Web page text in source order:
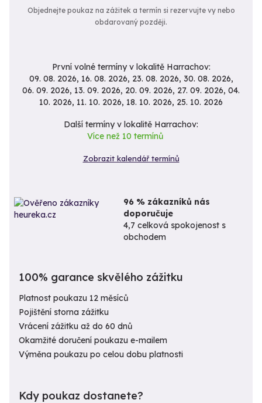
Objednejte poukaz na zážitek a termín si rezervujte vy nebo
obdarovaný později.
První volné termíny v lokalitě Harrachov:
09. 08. 2026, 16. 08. 2026, 23. 08. 2026, 30. 08. 2026,
06. 09. 2026, 13. 09. 2026, 20. 09. 2026, 27. 09. 2026, 04.
10. 2026, 11. 10. 2026, 18. 10. 2026, 25. 10. 2026
Další termíny v lokalitě Harrachov:
Více než 10 termínů
Zobrazit kalendář termínů
96 % zákazníků nás
doporučuje
4,7 celková spokojenost s
obchodem
100% garance skvělého zážitku
Platnost poukazu 12 měsíců
Pojištění storna zážitku
Vrácení zážitku až do 60 dnů
Okamžité doručení poukazu e-mailem
Výměna poukazu po celou dobu platnosti
Kdy poukaz dostanete?